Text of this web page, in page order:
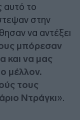
το
στην
να αντέξει
μπόρεσαν
και να μας
μέλλον.
τους
Ντράγκι».